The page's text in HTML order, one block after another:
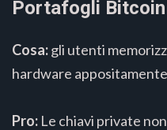
Portafogli
Cosa:gli utenti
hardware
Pro: Le chiavi private